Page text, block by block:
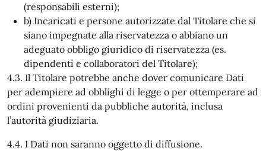
(responsabili esterni);
b) Incaricati e persone autorizzate dal Titolare che si
siano impegnate alla riservatezza o abbiano un
adeguato obbligo giuridico di riservatezza (es.
dipendenti e collaboratori del Titolare);
4.3. Il Titolare potrebbe anche dover comunicare Dati
per adempiere ad obblighi di legge o per ottemperare ad
ordini provenienti da pubbliche autorità, inclusa
l’autorità giudiziaria.
4.4. I Dati non saranno oggetto di diffusione.